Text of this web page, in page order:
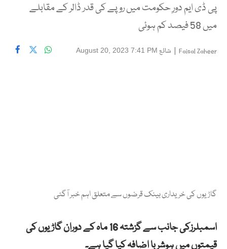
پی ڈی ایم دورِ حکومت میں روپے کی قدر ڈالر کے مقابلے
میں 58 فیصد کم ہوئی
Faisal Zaheer
| شائع August 20, 2023 7:41 PM
گاڑیوں کی خریداری بینک قرضوں سے متعلق اہم خبر آگئی
اسمبلرزکی جانب سے گزشتہ 16 ماہ کے دوران گاڑیوں کی
قیمتوں میں ہوشربا اضافہ کیا گیا ہے۔